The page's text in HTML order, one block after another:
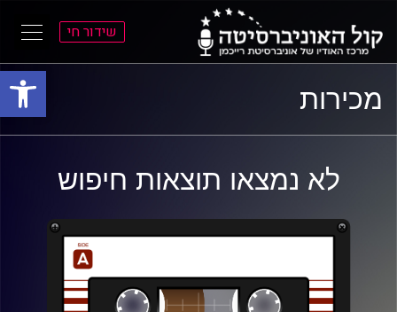
פתח
התפריט
הראשי
התוכן
הראשי
שידור חי
מכירות
לא נמצאו תוצאות חיפוש